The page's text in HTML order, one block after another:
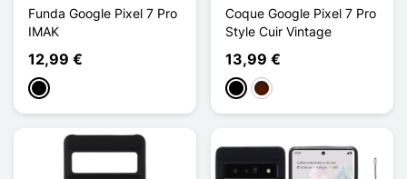
Funda Google Pixel 7 Pro
IMAK
12,99 €
Negro
Coque Google Pixel 7 Pro
Style Cuir Vintage
13,99 €
NegroMarrón oscuro